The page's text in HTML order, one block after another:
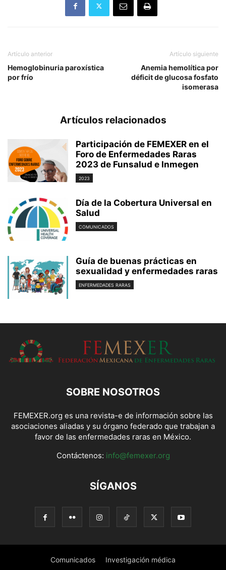
Artículo anterior
Hemoglobinuria paroxística
por frío
Artículo siguiente
Anemia hemolítica por
déficit de glucosa fosfato
isomerasa
Artículos relacionados
Participación de FEMEXER en el
Foro de Enfermedades Raras
2023 de Funsalud e Inmegen
2023
Día de la Cobertura Universal en
Salud
COMUNICADOS
Guía de buenas prácticas en
sexualidad y enfermedades raras
ENFERMEDADES RARAS
SOBRE NOSOTROS
FEMEXER.org es una revista-e de información sobre las
asociaciones aliadas y su órgano federado que trabajan a
favor de las enfermedades raras en México.
Contáctenos: info@femexer.org
SÍGANOS
Comunicados Investigación médica